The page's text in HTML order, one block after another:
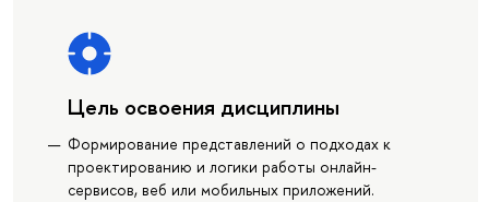
Цель освоения дисциплины
Формирование представлений о подходах к
проектированию и логики работы онлайн-
сервисов, веб или мобильных приложений.